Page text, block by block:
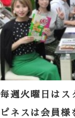
毎週火曜日はス
ピネスは会員様